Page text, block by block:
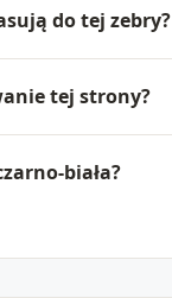
do tej zebry?
tej strony?
biała?